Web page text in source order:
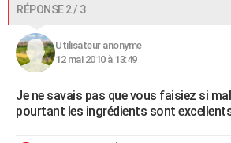
RÉPONSE 2 / 3
Utilisateur anonyme
12 mai 2010 à 13:49
Je ne savais pas que vous faisiez si
pourtant les ingrédients sont